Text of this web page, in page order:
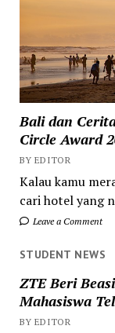
Bali dan
Circle Award
BY EDITOR
Kalau kamu
cari hotel yang
Leave a Comment
STUDENT NEWS
ZTE Beri
Mahasiswa
BY EDITOR